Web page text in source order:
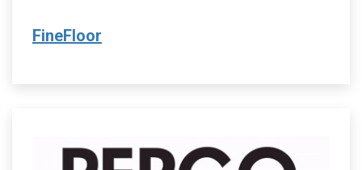
FineFloor